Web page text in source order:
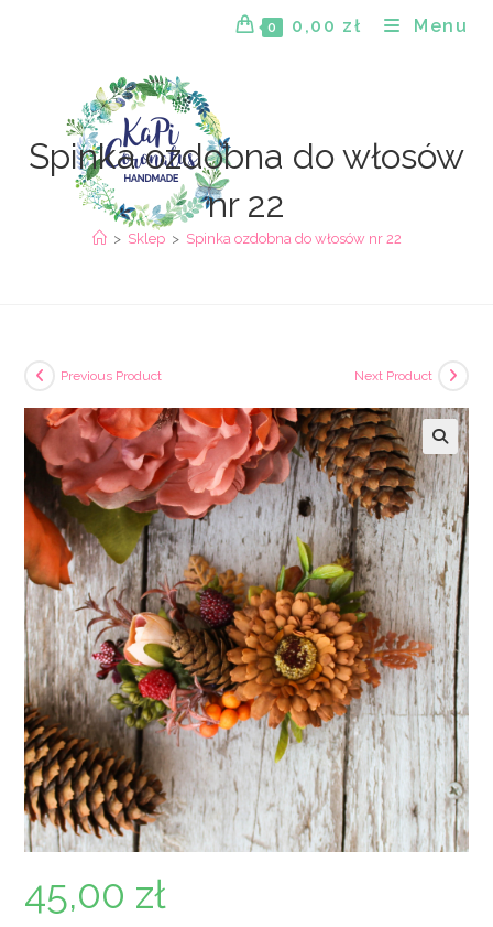
0 0,00 zł Menu
Spinka ozdobna do włosów
nr 22
> Sklep > Spinka ozdobna do włosów nr 22
Previous Product Next Product
45,00 zł